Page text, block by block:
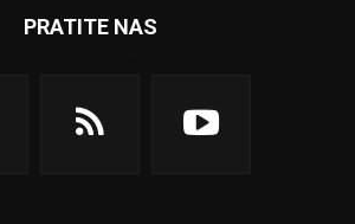
PRATITE NAS